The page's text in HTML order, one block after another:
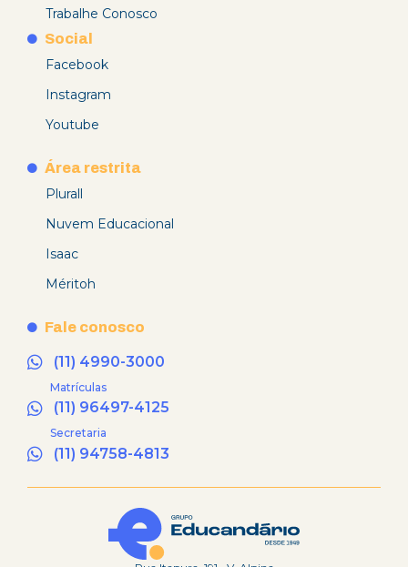
Trabalhe Conosco
Social
Facebook
Instagram
Youtube
Área restrita
Plurall
Nuvem Educacional
Isaac
Méritoh
Fale conosco
(11) 4990-3000
Matrículas
(11) 96497-4125
Secretaria
(11) 94758-4813